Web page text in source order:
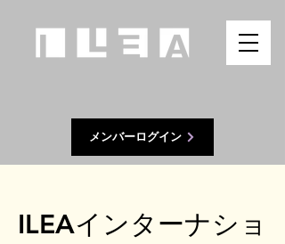
メンバーログイン
ILEAインターナショ